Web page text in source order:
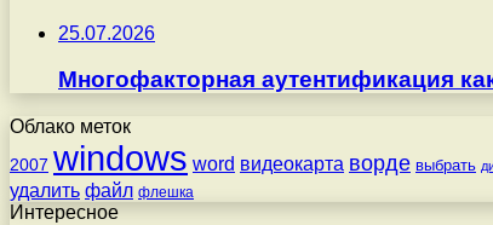
25.07.2026
Многофакторная аутентификация
Облако меток
2007 windows word видеокарта ворде выбрать
удалить файл флешка
Интересное